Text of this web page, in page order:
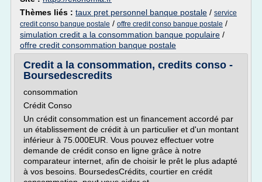
Thèmes liés : taux pret personnel banque postale / service
credit conso banque postale / offre credit conso banque postale /
simulation credit a la consommation banque populaire /
offre credit consommation banque postale
Credit a la consommation, credits conso -
Boursedescredits
consommation
Crédit Conso
Un crédit consommation est un financement accordé par
un établissement de crédit à un particulier et d'un montant
inférieur à 75.000EUR. Vous pouvez effectuer votre
demande de crédit conso en ligne grâce à notre
comparateur internet, afin de choisir le prêt le plus adapté
à vos besoins. BoursedesCrédits, courtier en crédit